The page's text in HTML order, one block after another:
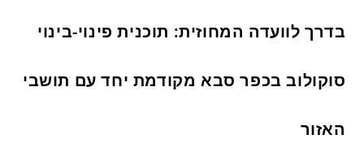
בדרך לוועדה המחוזית: תוכנית פינוי-בינוי
סוקולוב בכפר סבא מקודמת יחד עם תושבי
האזור